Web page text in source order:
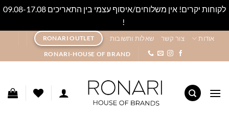
לקוחות יקרים! אין משלוחים/איסוף עצמי בין התאריכים 09.08-17.08
!
content
אודות צור קשר שאלות ותשובות RONARI OUTLET
RONARI-HOUSE OF BRAND